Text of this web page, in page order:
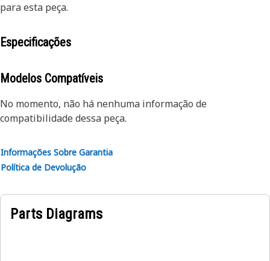
para esta peça.
Especificações
Modelos Compatíveis
No momento, não há nenhuma informação de
compatibilidade dessa peça.
Informações Sobre Garantia
Política de Devolução
Parts Diagrams